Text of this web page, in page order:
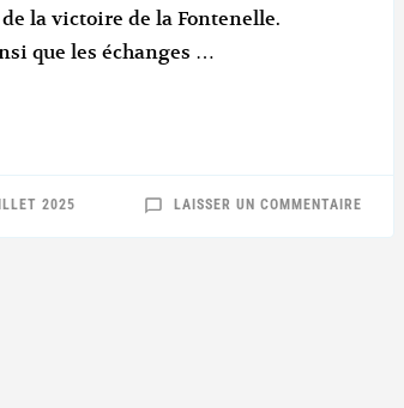
la victoire de la Fontenelle.
que les échanges …
LAISSER UN COMMENTAIRESUR
2025